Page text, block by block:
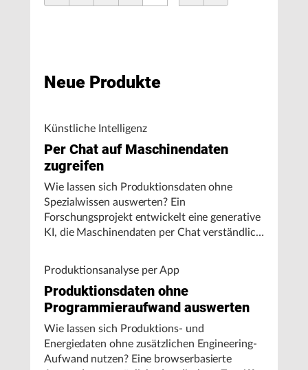
Neue Produkte
Künstliche Intelligenz
Per Chat auf Maschinendaten
zugreifen
Wie lassen sich Produktionsdaten ohne
Spezialwissen auswerten? Ein
Forschungsprojekt entwickelt eine generative
KI, die Maschinendaten per Chat verständlich
Produktionsanalyse per App
Produktionsdaten ohne
Programmieraufwand auswerten
Wie lassen sich Produktions- und
Energiedaten ohne zusätzlichen Engineering-
Aufwand nutzen? Eine browserbasierte